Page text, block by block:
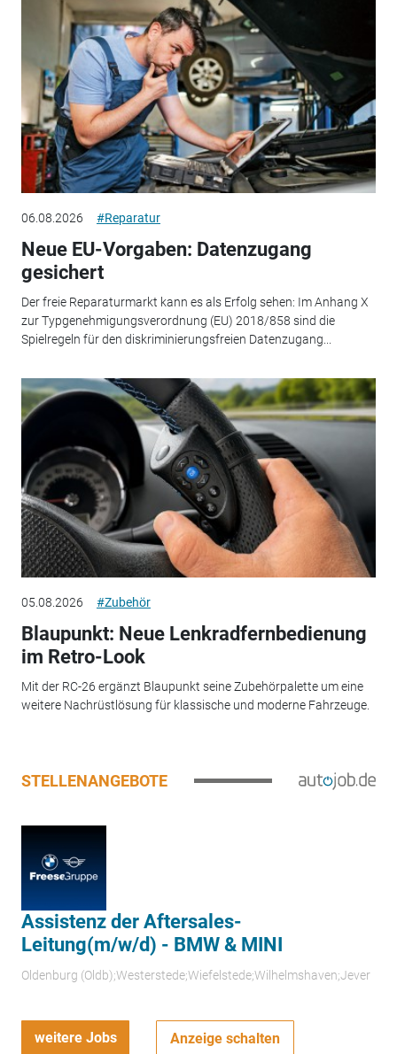
06.08.2026 #Reparatur
Neue EU-Vorgaben: Datenzugang
gesichert
Der freie Reparaturmarkt kann es als Erfolg sehen: Im Anhang X
zur Typgenehmigungsverordnung (EU) 2018/858 sind die
Spielregeln für den diskriminierungsfreien Datenzugang...
05.08.2026 #Zubehör
Blaupunkt: Neue Lenkradfernbedienung
im Retro-Look
Mit der RC-26 ergänzt Blaupunkt seine Zubehörpalette um eine
weitere Nachrüstlösung für klassische und moderne Fahrzeuge.
STELLENANGEBOTE
Assistenz der Aftersales-
Leitung(m/w/d) - BMW & MINI
Oldenburg (Oldb);Westerstede;Wiefelstede;Wilhelmshaven;Jever
weitere Jobs Anzeige schalten